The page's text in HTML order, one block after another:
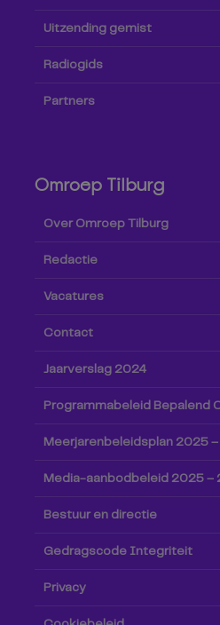
Uitzending gemist
Radiogids
Partners
Omroep Tilburg
Over Omroep Tilburg
Redactie
Vacatures
Contact
Jaarverslag 2024
Programmabeleid Bepalend
Meerjarenbeleidsplan 2025
Media-aanbodbeleid 2025 –
Bestuur en directie
Gedragscode Integriteit
Privacy